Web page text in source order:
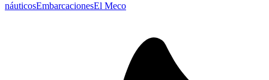
náuticosEmbarcacionesEl Meco